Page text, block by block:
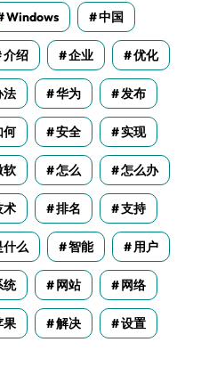
Windows 中国
介绍 企业 优化
法 华为 发布
何 安全 实现
软 怎么 怎么办
术 排名 支持
什么 智能 用户
统 网站 网络
果 解决 设置